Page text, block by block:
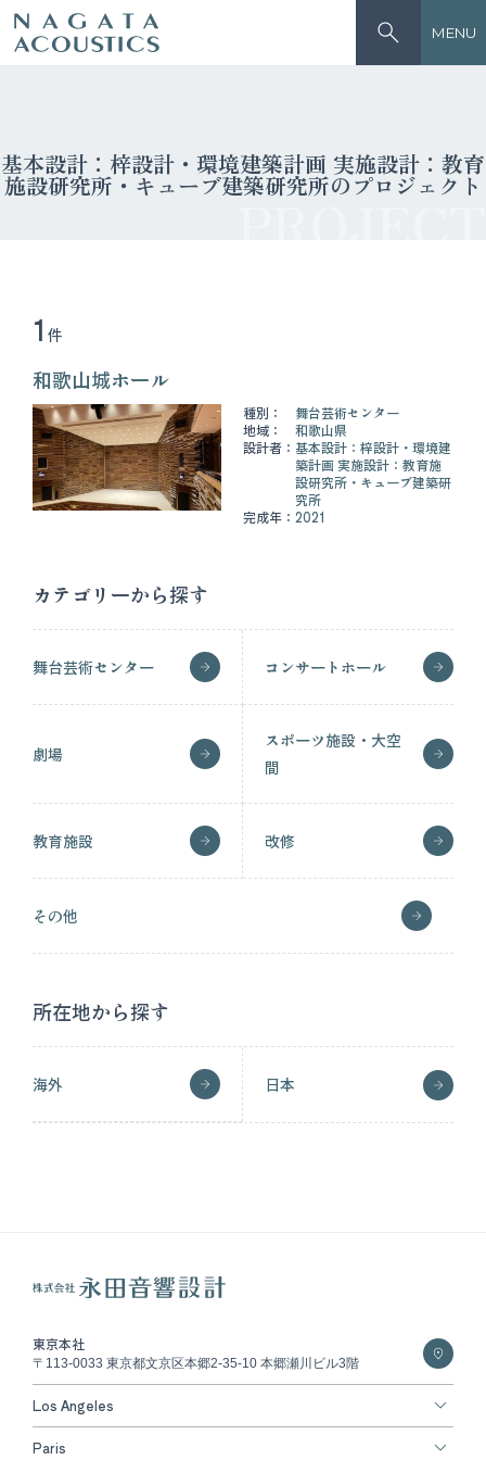
MENU
基本設計：梓設計・環境建築計画 実施設計：教育
施設研究所・キューブ建築研究所のプロジェクト
PROJECT
1 件
和歌山城ホール
種別：
舞台芸術センター
地域：
和歌山県
設計者： 基本設計：梓設計・環境建
築計画 実施設計：教育施
設研究所・キューブ建築研
究所
完成年： 2021
カテゴリーから探す
舞台芸術センター コンサートホール
劇場
スポーツ施設・大空
間
教育施設 改修
その他
所在地から探す
海外 日本
東京本社
〒113-0033 東京都文京区本郷2-35-10 本郷瀬川ビル3階
Los Angeles
Paris